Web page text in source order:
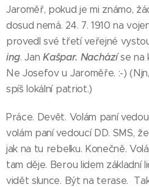
Jaroměř, pokud je mi známo,
dosud nemá. 24. 7. 1910 na
provedl své třetí veřejné
ing. JanKašpar. Nacházíse na
Ne Josefov u Jaroměře. :-)
spíš lokální patriot.)
Práce. Devět. Volám paní
volám paní vedoucí DD. SMS,
jak na tu rebelku. Konečně.
tam děje. Berou lidem základní
vidět slunce. Být na terase.